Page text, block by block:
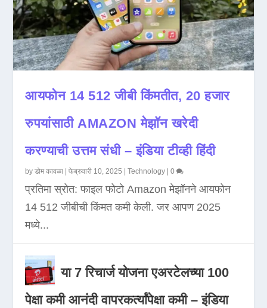
आयफोन 14 512 जीबी किंमतीत, 20 हजार
रुपयांसाठी AMAZON मेझॉन खरेदी
करण्याची उत्तम संधी – इंडिया टीव्ही हिंदी
byडोम कावळा |फेब्रुवारी 10, 2025 |Technology |0
प्रतिमा स्रोत: फाइल फोटो Amazon मेझॉनने आयफोन
14 512 जीबीची किंमत कमी केली. जर आपण 2025
मध्ये...
या 7 रिचार्ज योजना एअरटेलच्या 100
पेक्षा कमी आनंदी वापरकर्त्यांपेक्षा कमी – इंडिया